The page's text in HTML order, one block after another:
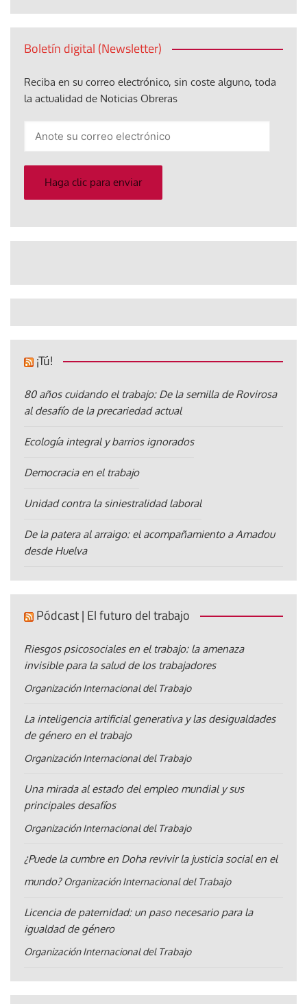
Boletín digital (Newsletter)
Reciba en su correo electrónico, sin coste alguno, toda
la actualidad de Noticias Obreras
electrónico
Haga clic para enviar
¡Tú!
80 años cuidando el trabajo: De la semilla de Rovirosa
al desafío de la precariedad actual
Ecología integral y barrios ignorados
Democracia en el trabajo
Unidad contra la siniestralidad laboral
De la patera al arraigo: el acompañamiento a Amadou
desde Huelva
Pódcast | El futuro del trabajo
Riesgos psicosociales en el trabajo: la amenaza
invisible para la salud de los trabajadores
Organización Internacional del Trabajo
La inteligencia artificial generativa y las desigualdades
de género en el trabajo
Organización Internacional del Trabajo
Una mirada al estado del empleo mundial y sus
principales desafíos
Organización Internacional del Trabajo
¿Puede la cumbre en Doha revivir la justicia social en el
mundo? Organización Internacional del Trabajo
Licencia de paternidad: un paso necesario para la
igualdad de género
Organización Internacional del Trabajo